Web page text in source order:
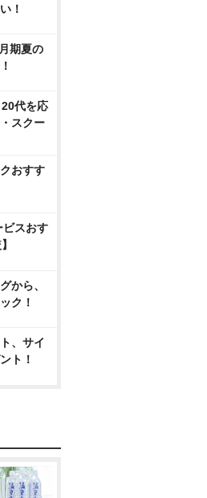
！
期夏の
代を応
スクー
おすす
ビスおす
から、
ク！
、サイ
ト！